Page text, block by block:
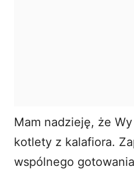
Mam nadzieję, że
kotlety z kalafiora.
wspólnego